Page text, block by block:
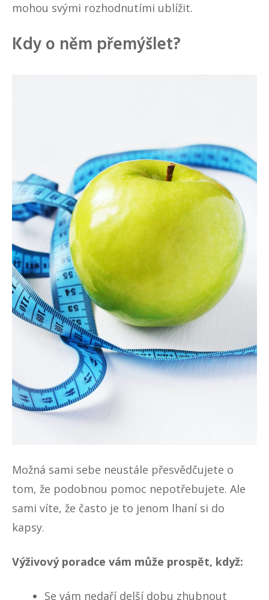
mohou svými rozhodnutími ublížit.
Kdy o něm přemýšlet?
Možná sami sebe neustále přesvědčujete o
tom, že podobnou pomoc nepotřebujete. Ale
sami víte, že často je to jenom lhaní si do
kapsy.
Výživový poradce vám může prospět, když:
Se vám nedaří delší dobu zhubnout